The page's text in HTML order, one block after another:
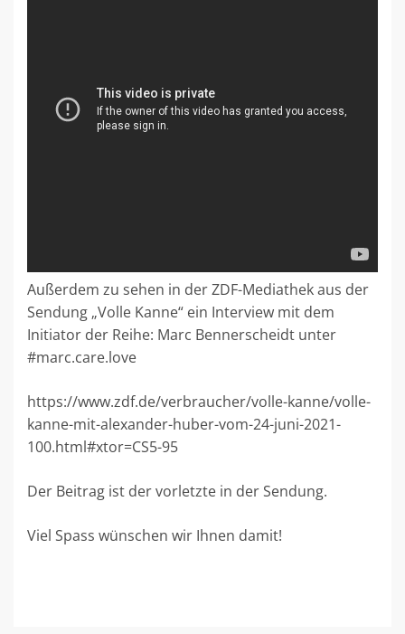
Außerdem zu sehen in der ZDF-Mediathek aus der
Sendung „Volle Kanne“ ein Interview mit dem
Initiator der Reihe: Marc Bennerscheidt unter
#marc.care.love
https://www.zdf.de/verbraucher/volle-kanne/volle-
kanne-mit-alexander-huber-vom-24-juni-2021-
100.html#xtor=CS5-95
Der Beitrag ist der vorletzte in der Sendung.
Viel Spass wünschen wir Ihnen damit!